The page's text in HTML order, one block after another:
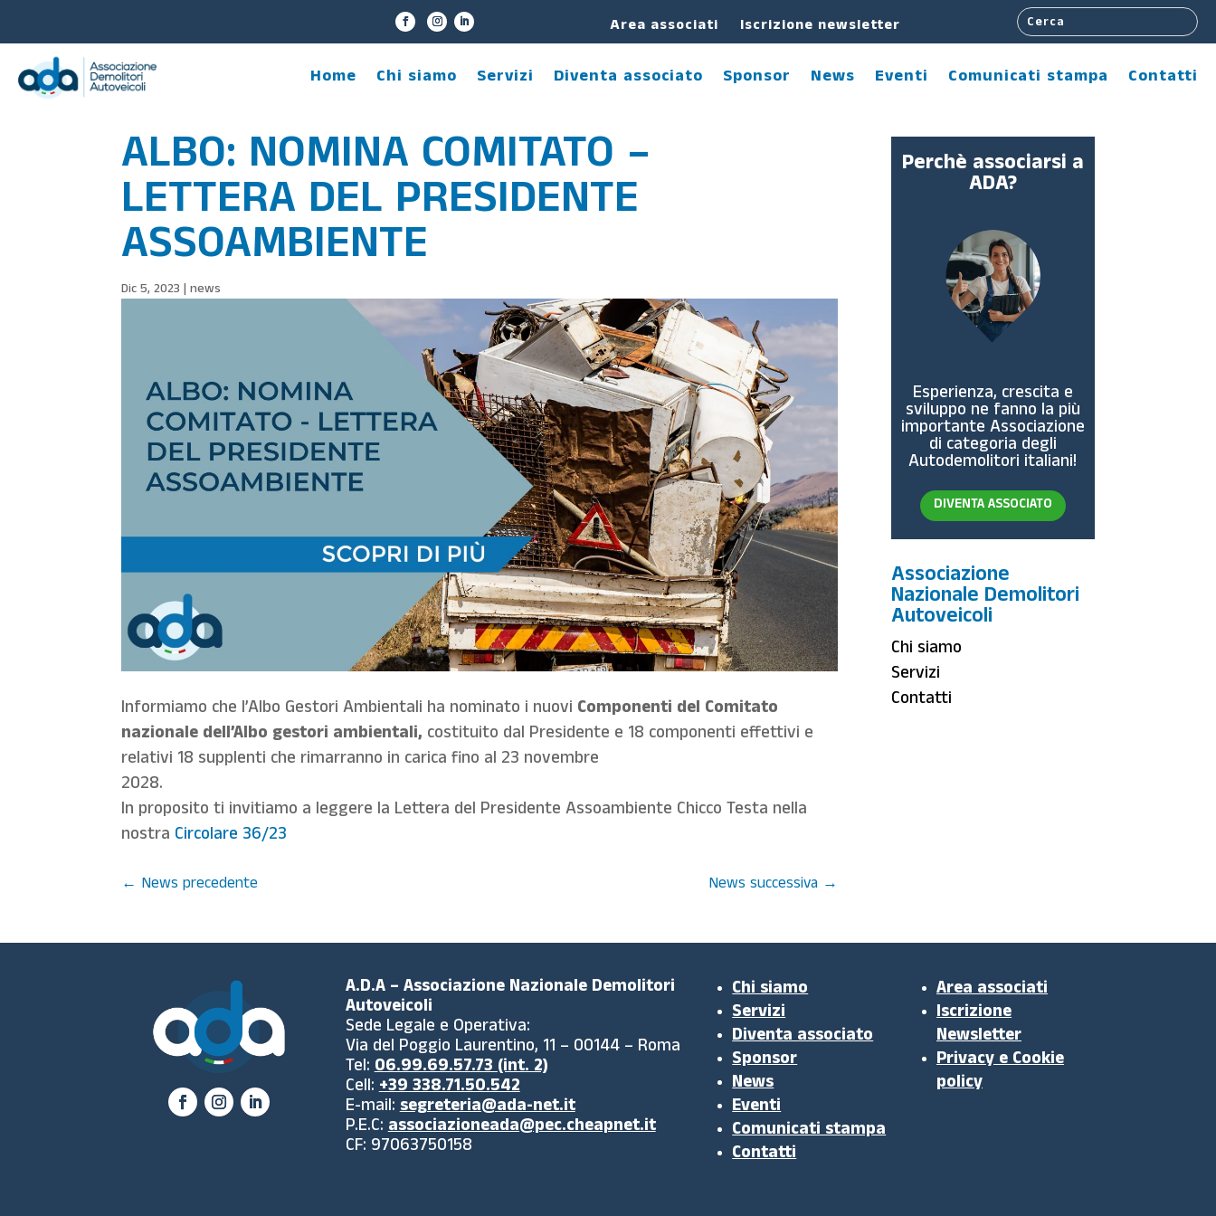
Area associati Iscrizione newsletter
Home Chi siamo Servizi Diventa associato Sponsor News Eventi Comunicati stampa Contatti
ALBO: NOMINA COMITATO –
LETTERA DEL PRESIDENTE
ASSOAMBIENTE
Dic 5, 2023 |news
Informiamo che l’Albo Gestori Ambientali ha nominato i nuovi Componenti del Comitato
nazionale dell’Albo gestori ambientali, costituito dal Presidente e 18 componenti effettivi e
relativi 18 supplenti che rimarranno in carica fino al 23 novembre
2028.
In proposito ti invitiamo a leggere la Lettera del Presidente Assoambiente Chicco Testa nella
nostra Circolare 36/23
← News precedente News successiva →
Perchè associarsi a
ADA?
Esperienza, crescita e
sviluppo ne fanno la più
importante Associazione
di categoria degli
Autodemolitori italiani!
DIVENTA ASSOCIATO
Associazione
Nazionale Demolitori
Autoveicoli
Chi siamo
Servizi
Contatti
A.D.A – Associazione Nazionale Demolitori
Autoveicoli
Sede Legale e Operativa:
Via del Poggio Laurentino, 11 – 00144 – Roma
Tel:06.99.69.57.73 (int. 2)
Cell:+39 338.71.50.542
E-mail:segreteria@ada-net.it
P.E.C:associazioneada@pec.cheapnet.it
CF: 97063750158
Chi siamo
Servizi
Diventa associato
Sponsor
News
Eventi
Comunicati stampa
Contatti
Area associati
Iscrizione
Newsletter
Privacy e Cookie
policy